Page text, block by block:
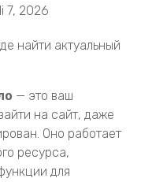
7, 2026
найти актуальный
— это ваш
на сайт, даже
Оно работает
ресурса,
для